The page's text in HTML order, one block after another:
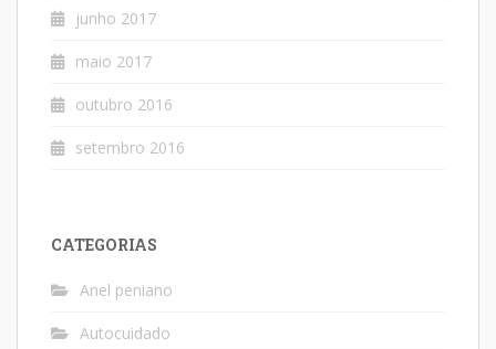
junho 2017
maio 2017
outubro 2016
setembro 2016
CATEGORIAS
Anel peniano
Autocuidado